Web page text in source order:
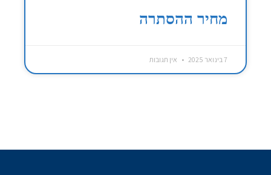
מחיר ההסתרה
7 בינואר 2025 אין תגובות